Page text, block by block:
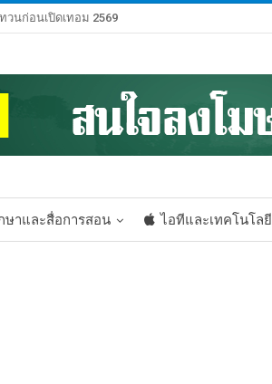
นก่อนเปิดเทอม 2569
ษาและสื่อการสอน ไอทีและเทคโนโลยี